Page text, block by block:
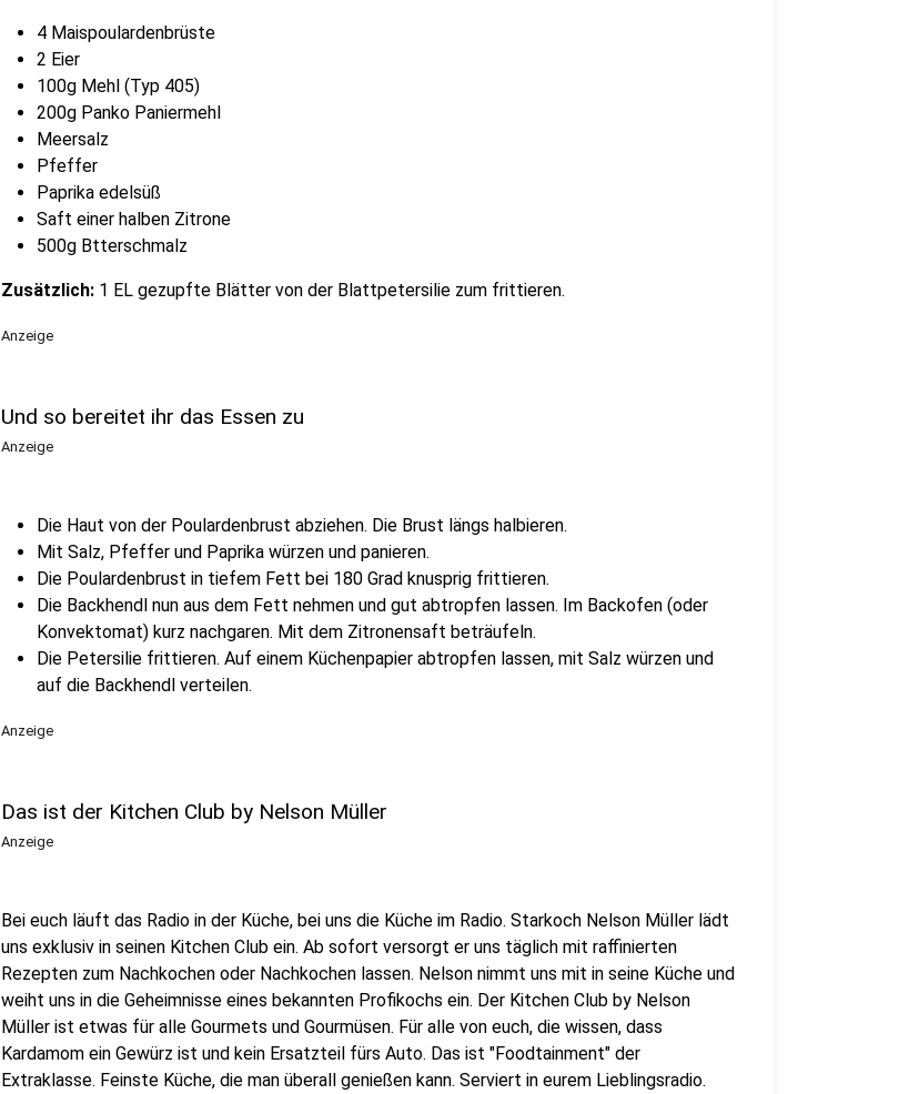
4 Maispoulardenbrüste
2 Eier
100g Mehl (Typ 405)
200g Panko Paniermehl
Meersalz
Pfeffer
Paprika edelsüß
Saft einer halben Zitrone
500g Btterschmalz
Zusätzlich: 1 EL gezupfte Blätter von der Blattpetersilie zum frittieren.
Anzeige
Und so bereitet ihr das Essen zu
Anzeige
Die Haut von der Poulardenbrust abziehen. Die Brust längs halbieren.
Mit Salz, Pfeffer und Paprika würzen und panieren.
Die Poulardenbrust in tiefem Fett bei 180 Grad knusprig frittieren.
Die Backhendl nun aus dem Fett nehmen und gut abtropfen lassen. Im Backofen (oder
Konvektomat) kurz nachgaren. Mit dem Zitronensaft beträufeln.
Die Petersilie frittieren. Auf einem Küchenpapier abtropfen lassen, mit Salz würzen und
auf die Backhendl verteilen.
Anzeige
Das ist der Kitchen Club by Nelson Müller
Anzeige
Bei euch läuft das Radio in der Küche, bei uns die Küche im Radio. Starkoch Nelson Müller lädt
uns exklusiv in seinen Kitchen Club ein. Ab sofort versorgt er uns täglich mit raffinierten
Rezepten zum Nachkochen oder Nachkochen lassen. Nelson nimmt uns mit in seine Küche und
weiht uns in die Geheimnisse eines bekannten Profikochs ein. Der Kitchen Club by Nelson
Müller ist etwas für alle Gourmets und Gourmüsen. Für alle von euch, die wissen, dass
Kardamom ein Gewürz ist und kein Ersatzteil fürs Auto. Das ist "Foodtainment" der
Extraklasse. Feinste Küche, die man überall genießen kann. Serviert in eurem Lieblingsradio.